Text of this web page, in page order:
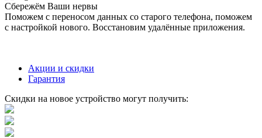
Сбережём Ваши нервы
Поможем с переносом данных со старого телефона, поможем
с настройкой нового. Восстановим удалённые приложения.
Акции и скидки
Гарантия
Скидки на новое устройство могут получить: